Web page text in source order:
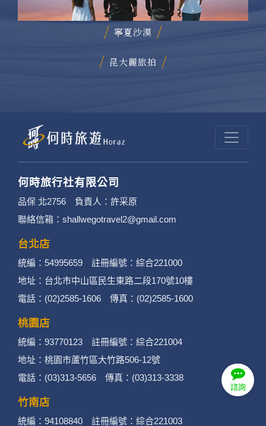
寧夏沙漠
昆大麗旅拍
諮詢
何時旅行社有限公司
品保 北2756 負責人：許采原
聯絡信箱：shallwegotravel2@gmail.com
台北店
統編：54995659 註冊編號：綜合221000
地址：台北市中山區民生東路二段170號10樓
電話：(02)2585-1606 傳真：(02)2585-1600
桃園店
統編：93770123 註冊編號：綜合221004
地址：桃園市蘆竹區大竹路506-12號
電話：(03)313-5656 傳真：(03)313-3338
竹南店
統編：94108840 註冊編號：綜合221003